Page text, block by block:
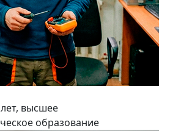
высшее
образование